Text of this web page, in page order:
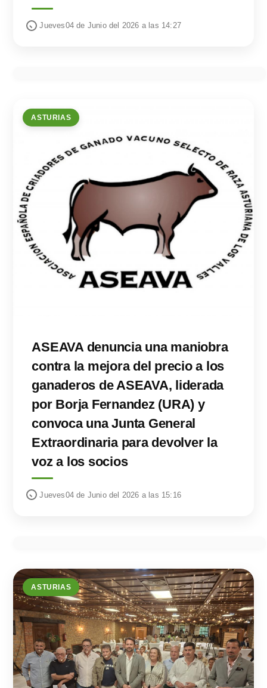
Jueves04 de Junio del 2026 a las 14:27
ASTURIAS
ASEAVA denuncia una maniobra
contra la mejora del precio a los
ganaderos de ASEAVA, liderada
por Borja Fernandez (URA) y
convoca una Junta General
Extraordinaria para devolver la
voz a los socios
Jueves04 de Junio del 2026 a las 15:16
ASTURIAS